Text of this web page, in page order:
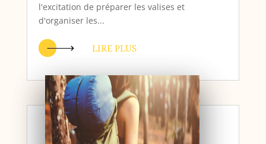
l'excitation de préparer les valises et
d'organiser les...
LIRE PLUS